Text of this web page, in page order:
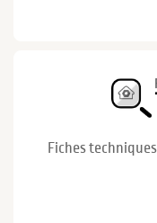
Fiches